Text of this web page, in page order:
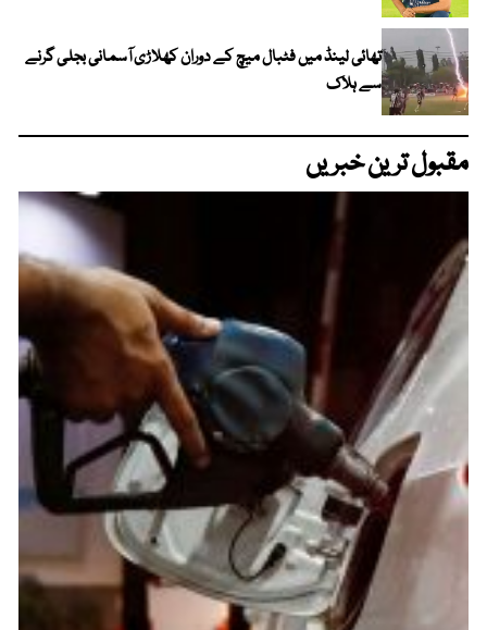
تھائی لینڈ میں فٹبال میچ کے دوران کھلاڑی آسمانی بجلی گرنے
سے ہلاک
مقبول ترین خبریں